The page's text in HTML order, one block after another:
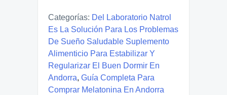
Categorías: Del Laboratorio Natrol
Es La Solución Para Los Problemas
De Sueño Saludable Suplemento
Alimenticio Para Estabilizar Y
Regularizar El Buen Dormir En
Andorra, Guía Completa Para
Comprar Melatonina En Andorra